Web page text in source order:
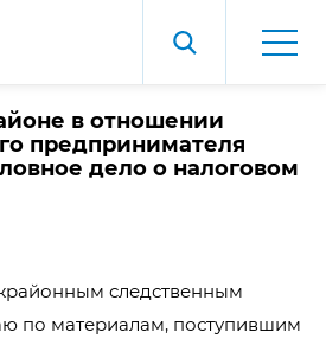
в отношении
предпринимателя
дело о налоговом
следственным
по материалам, поступившим